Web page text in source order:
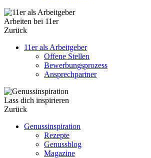
Arbeiten bei 11er
Zurück
11er als Arbeitgeber
Offene Stellen
Bewerbungsprozess
Ansprechpartner
Lass dich inspirieren
Zurück
Genussinspiration
Rezepte
Genussblog
Magazine